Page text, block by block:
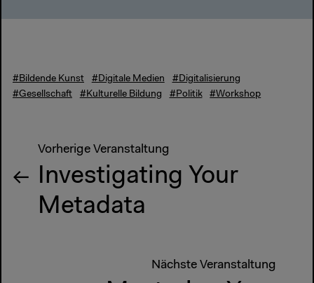
#Bildende Kunst #Digitale Medien
#Digitalisierung
#Gesellschaft
#Kulturelle Bildung #Politik #Workshop
Vorherige Veranstaltung
Investigating Your
Metadata
Nächste Veranstaltung